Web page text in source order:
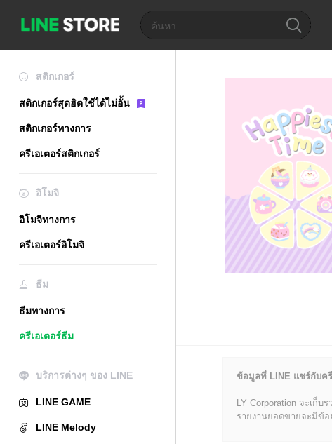
สติกเกอร์
สติกเกอร์สุดฮิตใช้ได้ไม่อั้น
สติกเกอร์ทางการ
ครีเอเตอร์สติกเกอร์
อิโมจิ
อิโมจิทางการ
ครีเอเตอร์อิโมจิ
ธีม
ธีมทางการ
ครีเอเตอร์ธีม
บริการต่างๆ ของ LINE
LINE GAME
LINE Melody
ข้อมูลที่ LINE แชร์กับครี
LY Corporation จะเก็
รายงานยอดขายจะมีข้